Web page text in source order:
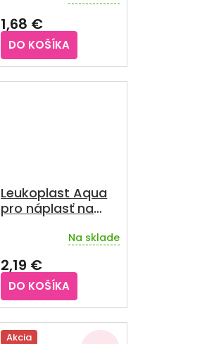
produktu
je
5,0
z
5
1,68 €
DO KOŠÍKA
Leukoplast Aqua
pro náplasť na
38x63 mm 10 ks
Na sklade
2,19 €
DO KOŠÍKA
Akcia